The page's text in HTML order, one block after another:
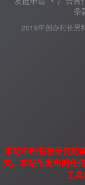
条
2019年创办村长黑
本站中所有被研究的
关。本站所发布的任
工